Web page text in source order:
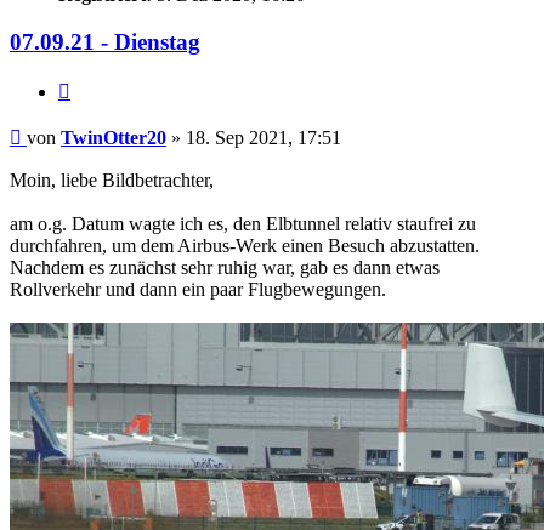
07.09.21 - Dienstag
Beitrag
von TwinOtter20 » 18. Sep 2021, 17:51
Moin, liebe Bildbetrachter,
am o.g. Datum wagte ich es, den Elbtunnel relativ staufrei zu
durchfahren, um dem Airbus-Werk einen Besuch abzustatten.
Nachdem es zunächst sehr ruhig war, gab es dann etwas
Rollverkehr und dann ein paar Flugbewegungen.